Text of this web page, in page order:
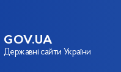
GOV.UA
Державні сайти України